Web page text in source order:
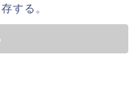
する。